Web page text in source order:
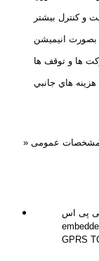
و كنترل بيشتر
انيميشن
ها و توقف ها
هاي جانبي
GPRS